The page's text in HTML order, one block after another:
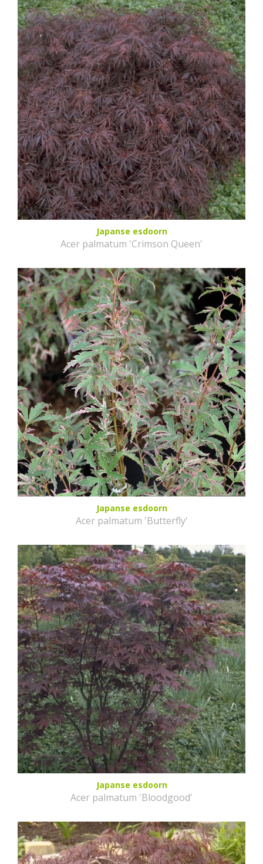
Japanse esdoorn
Acer palmatum 'Crimson Queen'
Japanse esdoorn
Acer palmatum 'Butterfly'
Japanse esdoorn
Acer palmatum 'Bloodgood'